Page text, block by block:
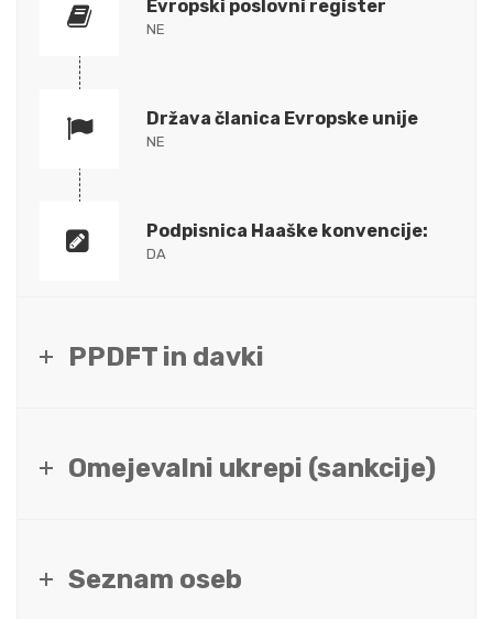
Evropski poslovni register
NE
Država članica Evropske unije
NE
Podpisnica Haaške konvencije:
DA
PPDFT in davki
Omejevalni ukrepi (sankcije)
Seznam oseb